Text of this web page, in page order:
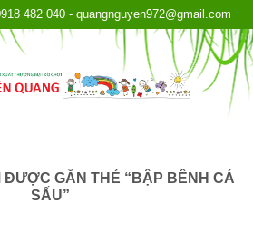
482 040 - quangnguyen972@gmail.com
ĐƯỢC GẮN THẺ “BẬP BÊNH CÁ
SẤU”